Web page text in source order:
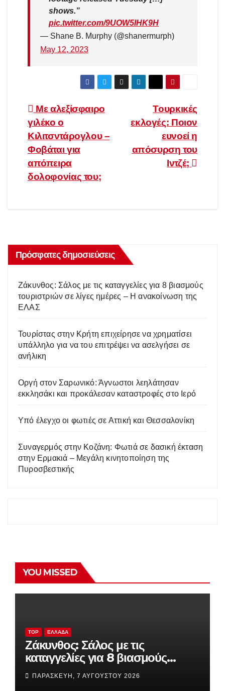
shows.”
pic.twitter.com/9UOW5IHK9H
— Shane B. Murphy (@shanermurph)
May 12, 2023
Πλοήγηση
άρθρων
Τουρκικές
εκλογές: Ποιον
ευνοεί η
απόσυρση του
Ιντζέ;
Με αλεξίσφαιρο
γιλέκο ο
Κιλιτσντάρογλου –
Φοβάται για
απόπειρα
δολοφονίας του;
Πρόσφατες δημοσιεύσεις
Ζάκυνθος: Σάλος με τις καταγγελίες για 8 βιασμούς
τουριστριών σε λίγες ημέρες – Η ανακοίνωση της
ΕΛΑΣ
Τουρίστας στην Κρήτη επιχείρησε να χρηματίσει
υπάλληλο για να του επιτρέψει να ασελγήσει σε
ανήλικη
Οργή στον Σαρωνικό: Άγνωστοι λεηλάτησαν
εκκλησάκι και προκάλεσαν καταστροφές στο Ιερό
Υπό έλεγχο οι φωτιές σε Αττική και Θεσσαλονίκη
Συναγερμός στην Κοζάνη: Φωτιά σε δασική έκταση
στην Ερμακιά – Μεγάλη κινητοποίηση της
Πυροσβεστικής
YOU MISSED
TOP ΕΛΛΆΔΑ
Ζάκυνθος: Σάλος με τις
καταγγελίες για 8 βιασμούς
τουριστριών σε λίγες ημέρες – Η
ανακοίνωση της ΕΛΑΣ
ΠΑΡΑΣΚΕΥΉ, 7 ΑΥΓΟΎΣΤΟΥ 2026